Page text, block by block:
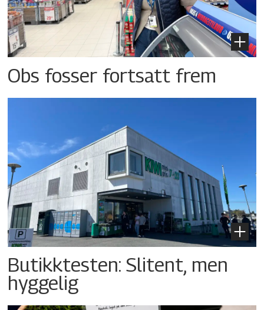
Obs fosser fortsatt frem
Butikktesten: Slitent, men
hyggelig